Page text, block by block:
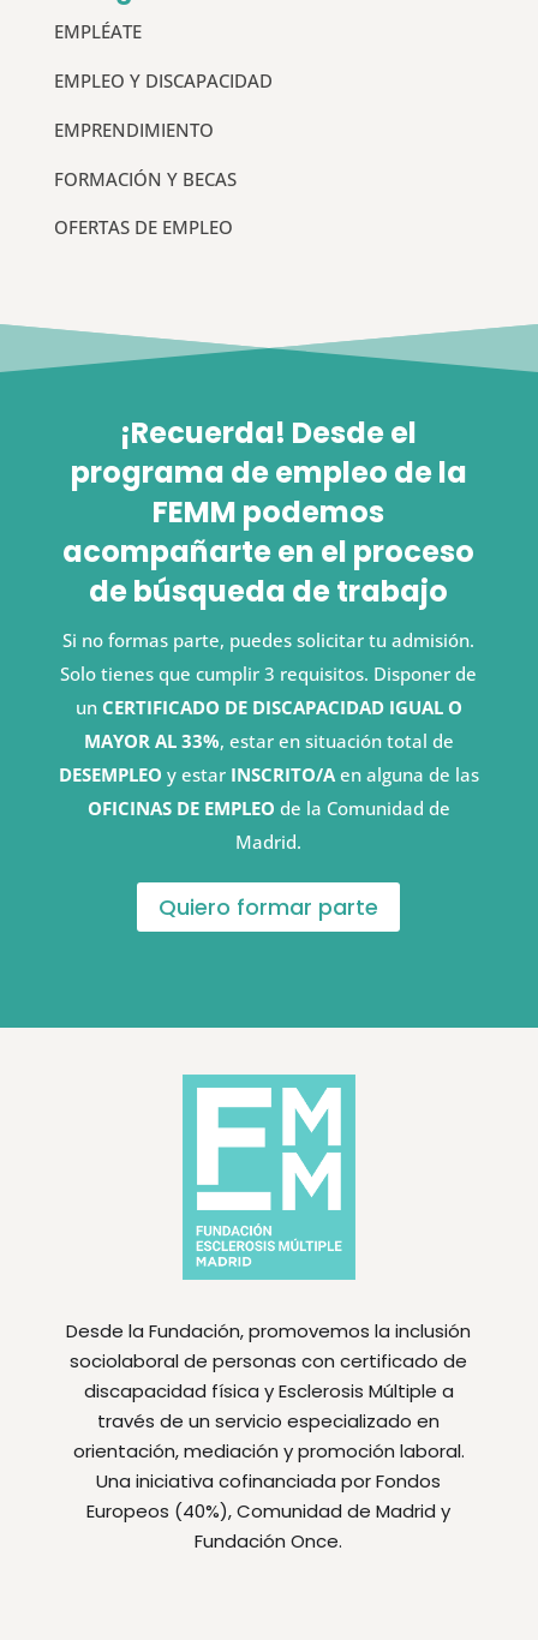
EMPLÉATE
EMPLEO Y DISCAPACIDAD
EMPRENDIMIENTO
FORMACIÓN Y BECAS
OFERTAS DE EMPLEO
¡Recuerda! Desde el
programa de empleo de la
FEMM podemos
acompañarte en el proceso
de búsqueda de trabajo
Si no formas parte, puedes solicitar tu admisión.
Solo tienes que cumplir 3 requisitos. Disponer de
un CERTIFICADO DE DISCAPACIDAD IGUAL O
MAYOR AL 33%, estar en situación total de
DESEMPLEO y estar INSCRITO/Aen alguna de las
OFICINAS DE EMPLEO de la Comunidad de
Madrid.
Quiero formar parte
Desde la Fundación, promovemos la inclusión
sociolaboral de personas con certificado de
discapacidad física y Esclerosis Múltiple a
través de un servicio especializado en
orientación, mediación y promoción laboral.
Una iniciativa cofinanciada por Fondos
Europeos (40%), Comunidad de Madrid y
Fundación Once.